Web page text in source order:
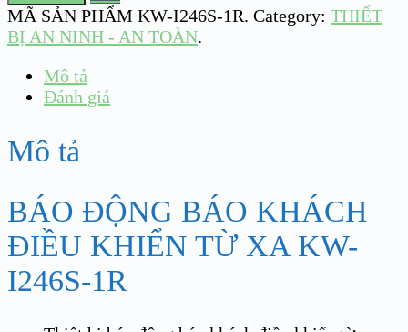
MÃ SẢN PHẨM KW-I246S-1R. Category: THIẾT
BỊ AN NINH - AN TOÀN.
Mô tả
Đánh giá
Mô tả
BÁO ĐỘNG BÁO KHÁCH
ĐIỀU KHIỂN TỪ XA KW-
I246S-1R